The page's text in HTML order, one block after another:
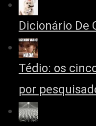
Dicionário De
Tédio: os
por